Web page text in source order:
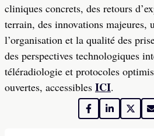
cliniques concrets, des retours
terrain, des innovations majeures,
l’organisation et la qualité des
des perspectives technologiques
téléradiologie et protocoles
ouvertes, accessibles ICI.